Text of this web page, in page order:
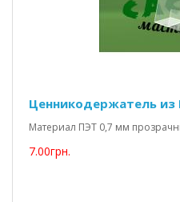
Ценникодержатель из
Материал ПЭТ 0,7 мм
7.00грн.